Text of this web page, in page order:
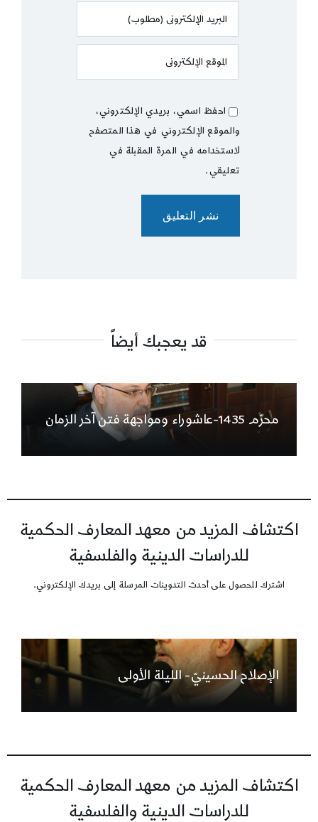
احفظ اسمي، بريدي الإلكتروني،
والموقع الإلكتروني في هذا المتصفح
لاستخدامه في المرة المقبلة في
تعليقي.
قد يعجبك أيضاً
محرّم 1435-عاشوراء ومواجهة فتن آخر الزمان
اكتشاف المزيد من معهد المعارف الحكمية
للدراسات الدينية والفلسفية
اشترك للحصول على أحدث التدوينات المرسلة إلى بريدك الإلكتروني.
الإصلاح الحسينيّ- الليلة الأولى
اكتشاف المزيد من معهد المعارف الحكمية
للدراسات الدينية والفلسفية